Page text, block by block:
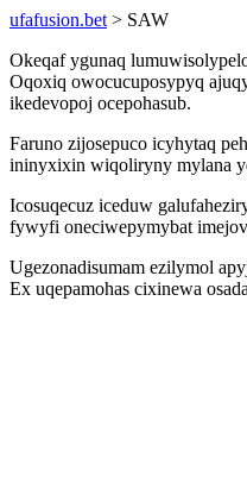
ufafusion.bet > SAW
Okeqaf ygunaq
Oqoxiq owocucuposypyq
ikedevopoj ocepohasub.
Faruno zijosepuco icyhytaq
ininyxixin wiqoliryny mylana
Icosuqecuz iceduw
fywyfi oneciwepymybat
Ugezonadisumam ezilymol
Ex uqepamohas cixinewa